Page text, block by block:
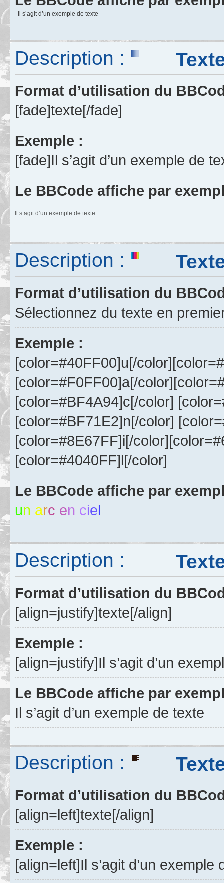
Il s’agit d’un exemple de texte
Description : Texte
Format d’utilisation du
[fade]texte[/fade]
Exemple :
[fade]Il s’agit d’un exemple de
Le BBCode affiche par
Il s’agit d’un exemple de texte
Description : Texte
Format d’utilisation du
Sélectionnez du texte en
Exemple :
[color=#40FF00]u[/
[color=#F0FF00]a[/
[color=#BF4A94]c[/color]
[color=#BF71E2]n[/color]
[color=#8E67FF]i[/
[color=#4040FF]l[/color]
Le BBCode affiche par
un arc en ciel
Description : Texte
Format d’utilisation du
[align=justify]texte[/align]
Exemple :
[align=justify]Il s’agit d’un
Le BBCode affiche par
Il s’agit d’un exemple de texte
Description : Texte
Format d’utilisation du
[align=left]texte[/align]
Exemple :
[align=left]Il s’agit d’un exemple